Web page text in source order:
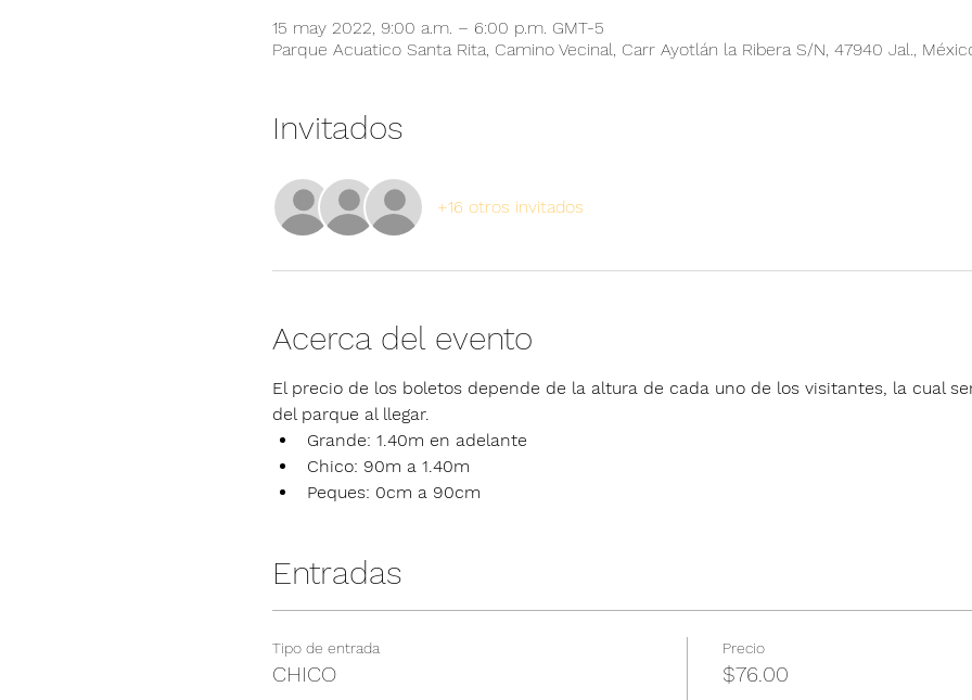
15 may 2022, 9:00 a.m. – 6:00 p.m. GMT-5
Parque Acuatico Santa Rita, Camino Vecinal, Carr Ayotlán la Ribera S/N, 47940 Jal.,
Invitados
+16 otros invitados
Acerca del evento
El precio de los boletos depende de la altura de cada uno de los visitantes, la cual
del parque al llegar.
Grande: 1.40m en adelante
Chico: 90m a 1.40m
Peques: 0cm a 90cm
Entradas
Tipo de entrada
CHICO
Precio
$76.00